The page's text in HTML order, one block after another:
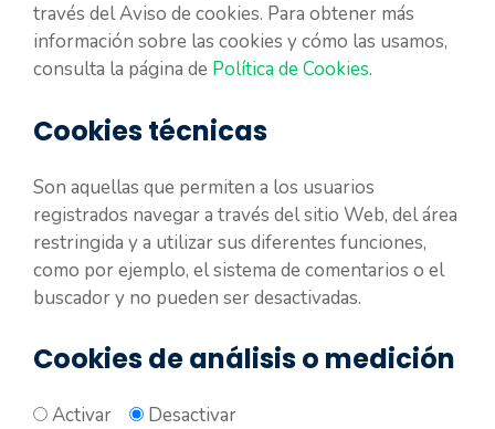
través del Aviso de cookies. Para obtener más
información sobre las cookies y cómo las usamos,
consulta la página de Política de Cookies.
Cookies técnicas
Son aquellas que permiten a los usuarios
registrados navegar a través del sitio Web, del área
restringida y a utilizar sus diferentes funciones,
como por ejemplo, el sistema de comentarios o el
buscador y no pueden ser desactivadas.
Cookies de análisis o medición
Activar
Desactivar